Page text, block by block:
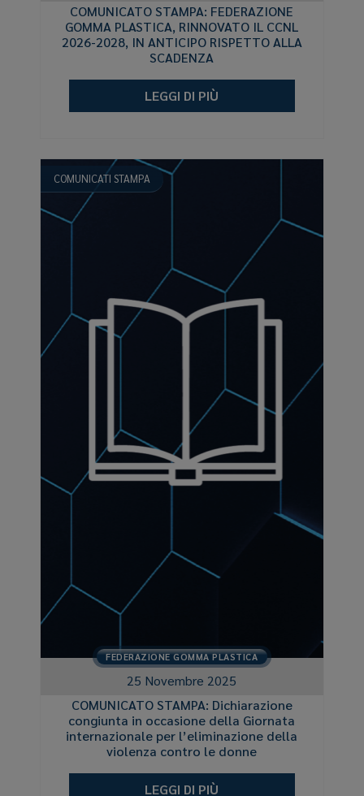
COMUNICATO STAMPA: FEDERAZIONE
GOMMA PLASTICA, RINNOVATO IL CCNL
2026-2028, IN ANTICIPO RISPETTO ALLA
SCADENZA
LEGGI DI PIÙ
COMUNICATI STAMPA
FEDERAZIONE GOMMA PLASTICA
25 Novembre 2025
COMUNICATO STAMPA: Dichiarazione
congiunta in occasione della Giornata
internazionale per l’eliminazione della
violenza contro le donne
LEGGI DI PIÙ